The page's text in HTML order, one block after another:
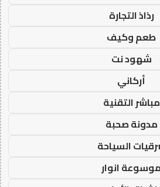
رذاذ التجارة
طعم وكيف
شهود نت
أركاني
مباشر التقنية
مدونة صحبة
السياحة
موسوعة انوار